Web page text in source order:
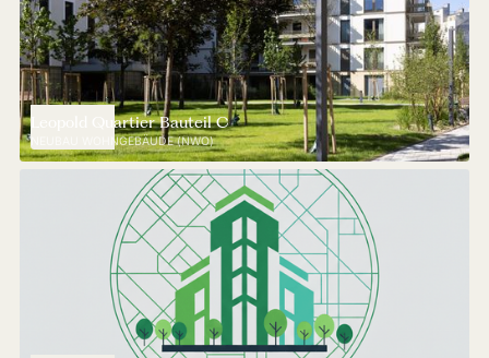
Leopold Quartier Bauteil C
NEUBAU WOHNGEBÄUDE (NWO)